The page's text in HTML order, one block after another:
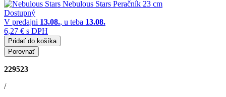
Dostupný
V predajni 13.08., u teba 13.08.
6,27 € s DPH
Pridať do košíka
Porovnať
229523
/